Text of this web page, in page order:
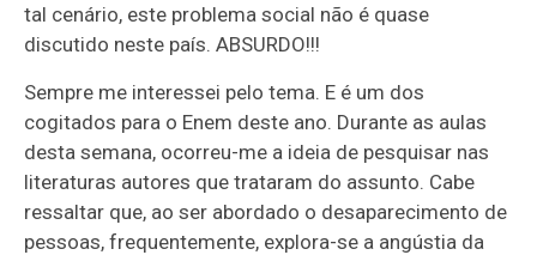
tal cenário, este problema social não é quase
discutido neste país. ABSURDO!!!
Sempre me interessei pelo tema. E é um dos
cogitados para o Enem deste ano. Durante as aulas
desta semana, ocorreu-me a ideia de pesquisar nas
literaturas autores que trataram do assunto. Cabe
ressaltar que, ao ser abordado o desaparecimento de
pessoas, frequentemente, explora-se a angústia da